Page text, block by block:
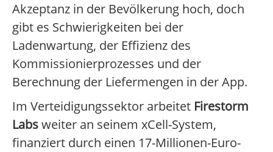
Akzeptanz in der Bevölkerung hoch, doch
gibt es Schwierigkeiten bei der
Ladenwartung, der Effizienz des
Kommissionierprozesses und der
Berechnung der Liefermengen in der App.
Im Verteidigungssektor arbeitet Firestorm
Labsweiter an seinem xCell-System,
finanziert durch einen 17-Millionen-Euro-